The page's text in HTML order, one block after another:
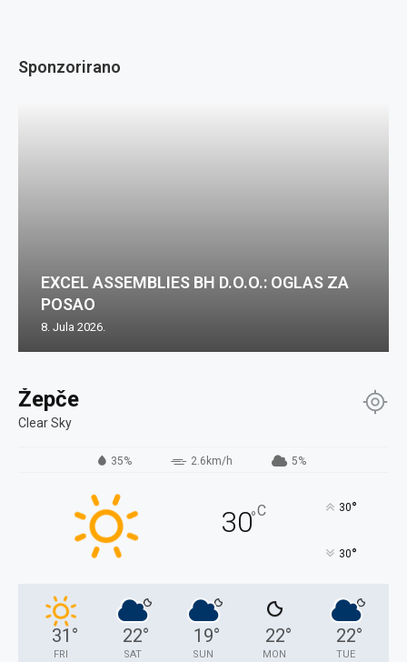
Žepče
Clear Sky
35% 2.6km/h 5%
30°C 30°
30°
31 °
FRI
22°
SAT
19°
SUN
22°
MON
22°
TUE
Sponzorirano
EXCEL ASSEMBLIES BH D.O.O.: OGLAS ZA
POSAO
8. Jula 2026.